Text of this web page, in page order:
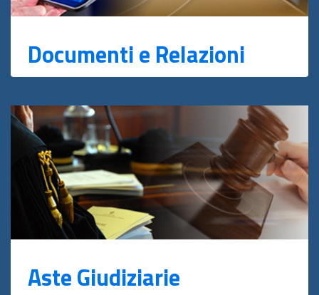
Documenti e Relazioni
Aste Giudiziarie